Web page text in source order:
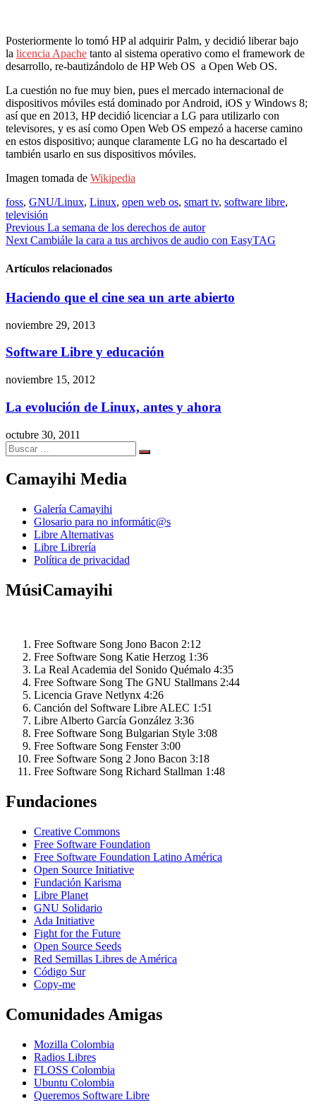
Posteriormente lo tomó HP al adquirir Palm, y decidió liberar bajo
la licencia Apache tanto al sistema operativo como el framework de
desarrollo, re-bautizándolo de HP Web OS a Open Web OS.
La cuestión no fue muy bien, pues el mercado internacional de
dispositivos móviles está dominado por Android, iOS y Windows 8;
así que en 2013, HP decidió licenciar a LG para utilizarlo con
televisores, y es así como Open Web OS empezó a hacerse camino
en estos dispositivo; aunque claramente LG no ha descartado el
también usarlo en sus dispositivos móviles.
Imagen tomada de Wikipedia
foss, GNU/Linux, Linux, open web os, smart tv, software libre,
televisión
Navegación
de
entradas
Previous La semana de los derechos de autor
Next Cambiále la cara a tus archivos de audio con EasyTAG
Artículos relacionados
Haciendo que el cine sea un arte abierto
noviembre 29, 2013
Software Libre y educación
noviembre 15, 2012
La evolución de Linux, antes y ahora
octubre 30, 2011
Search
for:
Search
Camayihi Media
Galería Camayihi
Glosario para no informátic@s
Libre Alternativas
Libre Librería
Política de privacidad
MúsiCamayihi
Free Software Song Jono Bacon 2:12
Free Software Song Katie Herzog 1:36
La Real Academia del Sonido Quémalo 4:35
Free Software Song The GNU Stallmans 2:44
Licencia Grave Netlynx 4:26
Canción del Software Libre ALEC 1:51
Libre Alberto García González 3:36
Free Software Song Bulgarian Style 3:08
Free Software Song Fenster 3:00
Free Software Song 2 Jono Bacon 3:18
Free Software Song Richard Stallman 1:48
Fundaciones
Creative Commons
Free Software Foundation
Free Software Foundation Latino América
Open Source Initiative
Fundación Karisma
Libre Planet
GNU Solidario
Ada Initiative
Fight for the Future
Open Source Seeds
Red Semillas Libres de América
официальный
лучшего
в
онлайн
казино
пин
ап
Código Sur
Copy-me
Comunidades Amigas
Mozilla Colombia
Radios Libres
FLOSS Colombia
Ubuntu Colombia
Queremos Software Libre